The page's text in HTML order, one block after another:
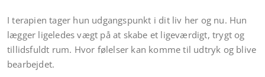
I terapien tager hun udgangspunkt i dit liv her og nu. Hun
lægger ligeledes vægt på at skabe et ligeværdigt, trygt og
tillidsfuldt rum. Hvor følelser kan komme til udtryk og blive
bearbejdet.